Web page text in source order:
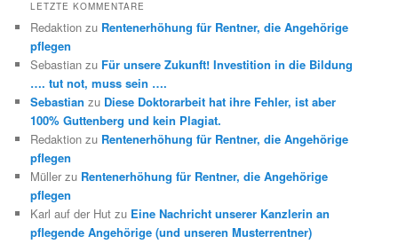
LETZTE KOMMENTARE
Redaktion zu Rentenerhöhung für Rentner, die Angehörige
pflegen
Sebastian zu Für unsere Zukunft! Investition in die Bildung
…. tut not, muss sein ….
Sebastian zu Diese Doktorarbeit hat ihre Fehler, ist aber
100% Guttenberg und kein Plagiat.
Redaktion zu Rentenerhöhung für Rentner, die Angehörige
pflegen
Müller zu Rentenerhöhung für Rentner, die Angehörige
pflegen
Karl auf der Hut zu Eine Nachricht unserer Kanzlerin an
pflegende Angehörige (und unseren Musterrentner)